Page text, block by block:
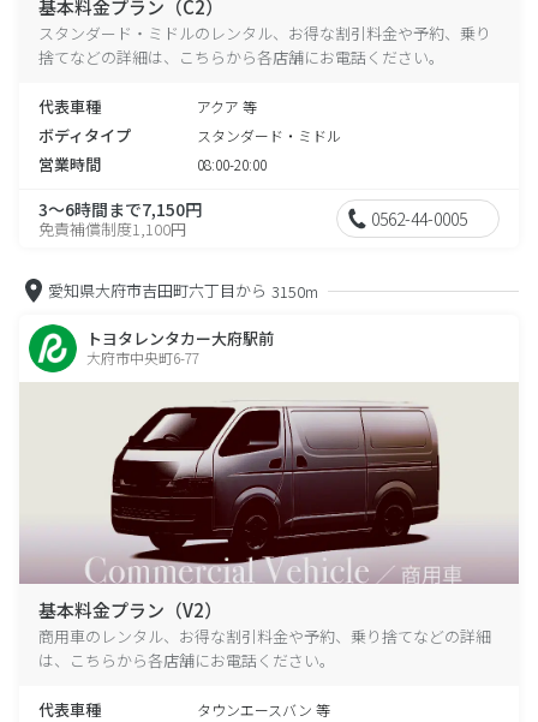
基本料金プラン（C2）
スタンダード・ミドルのレンタル、お得な割引料金や予約、乗り
捨てなどの詳細は、こちらから各店舗にお電話ください。
代表車種 アクア 等
ボディタイプ スタンダード・ミドル
営業時間 08:00-20:00
3～6時間まで7,150円
免責補償制度1,100円 0562-44-0005
愛知県大府市吉田町六丁目から 3150m
トヨタレンタカー大府駅前
大府市中央町6-77
基本料金プラン（V2）
商用車のレンタル、お得な割引料金や予約、乗り捨てなどの詳細
は、こちらから各店舗にお電話ください。
代表車種 タウンエースバン 等